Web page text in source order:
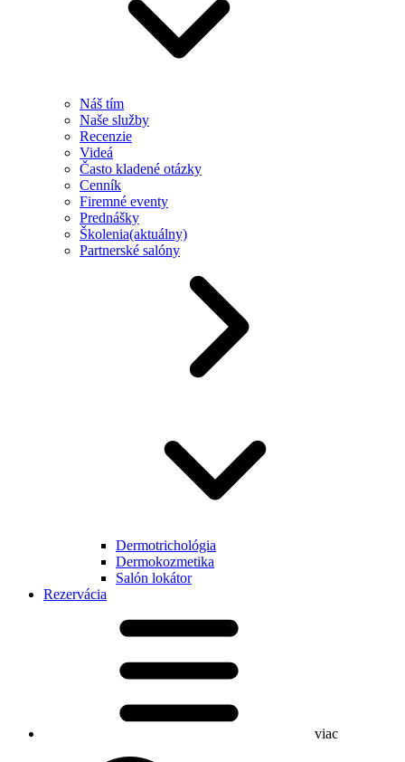
Náš tím
Naše služby
Recenzie
Videá
Často kladené otázky
Cenník
Firemné eventy
Prednášky
Školenia(aktuálny)
Partnerské salóny
Dermotrichológia
Dermokozmetika
Salón lokátor
Rezervácia
viac